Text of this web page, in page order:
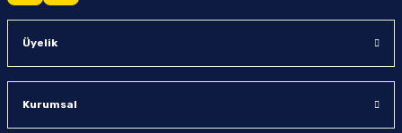
Üyelik
Kurumsal